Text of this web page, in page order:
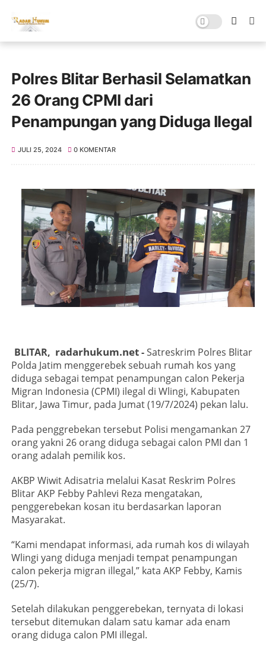
Polres Blitar Berhasil Selamatkan
26 Orang CPMI dari
Penampungan yang Diduga Ilegal
JULI 25, 2024 0 KOMENTAR
BLITAR, radarhukum.net-Satreskrim Polres Blitar
Polda Jatim menggerebek sebuah rumah kos yang
diduga sebagai tempat penampungan calon Pekerja
Migran Indonesia (CPMI) ilegal di Wlingi, Kabupaten
Blitar, Jawa Timur, pada Jumat (19/7/2024) pekan lalu.
Pada penggrebekan tersebut Polisi mengamankan 27
orang yakni 26 orang diduga sebagai calon PMI dan 1
orang adalah pemilik kos.
AKBP Wiwit Adisatria melalui Kasat Reskrim Polres
Blitar AKP Febby Pahlevi Reza mengatakan,
penggerebekan kosan itu berdasarkan laporan
Masyarakat.
“Kami mendapat informasi, ada rumah kos di wilayah
Wlingi yang diduga menjadi tempat penampungan
calon pekerja migran illegal,” kata AKP Febby, Kamis
(25/7).
Setelah dilakukan penggerebekan, ternyata di lokasi
tersebut ditemukan dalam satu kamar ada enam
orang diduga calon PMI illegal.